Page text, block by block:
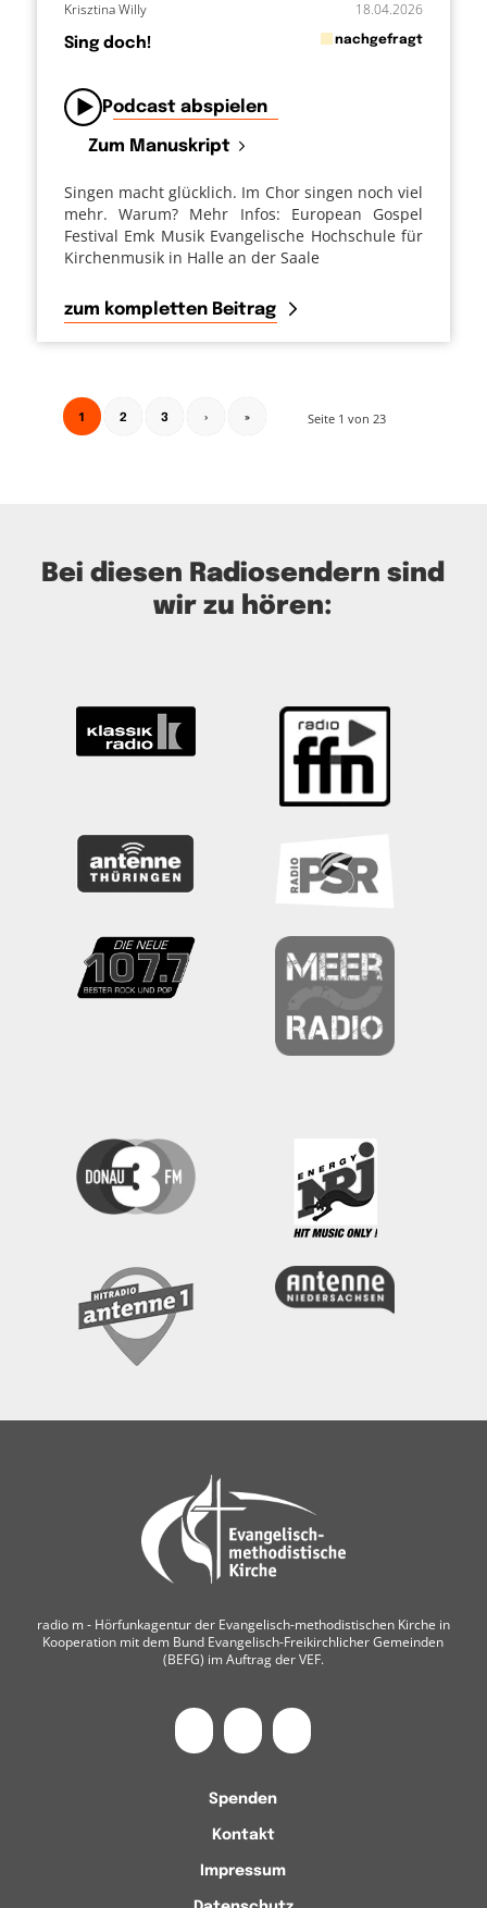
Sing doch!
18.04.2026
innachgefragt
Krisztina Willy
Podcast abspielen
Zum Manuskript
Singen macht glücklich. Im Chor singen noch viel
mehr. Warum? Mehr Infos: European Gospel
Festival Emk Musik Evangelische Hochschule für
Kirchenmusik in Halle an der Saale
zum kompletten Beitrag
Seite 1 von 23
1 2 3 › »
Bei diesen Radiosendern sind
wir zu hören:
radio m ‐ Hörfunkagentur der Evangelisch-methodistischen Kirche in
Kooperation mit dem Bund Evangelisch-Freikirchlicher Gemeinden
(BEFG) im Auftrag der VEF.
Spenden
Kontakt
Impressum